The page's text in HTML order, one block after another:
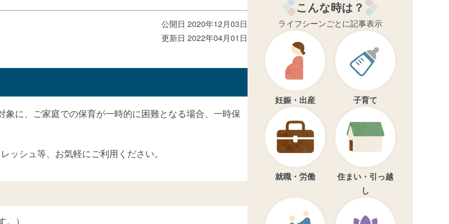
公開日 2020年12月03日
更新日 2022年04月01日
に、ご家庭での保育が一時的に困難となる場合、一時保
ッシュ等、お気軽にご利用ください。
）
こんな時は？
ライフシーンごとに記事表示
妊娠・出産 子育て
就職・労働
住まい・引っ越
し